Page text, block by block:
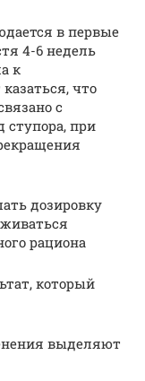
в первые
4-6 недель
к
что
с
ступора, при
дозировку
рациона
который
выделяют